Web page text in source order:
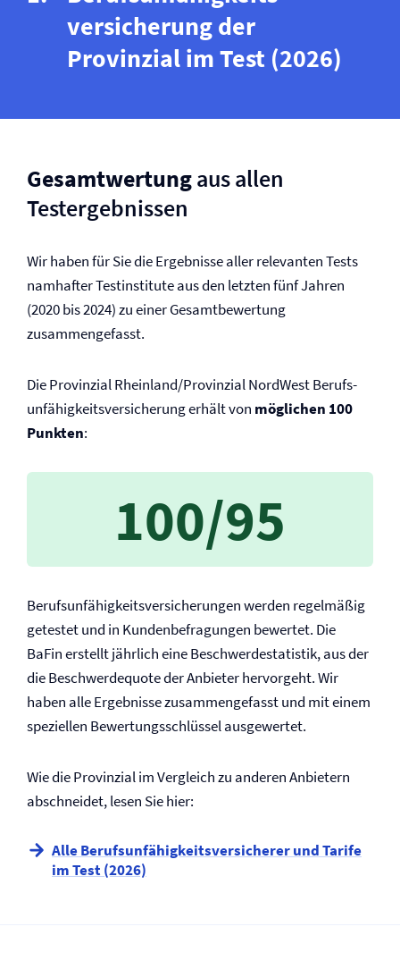
versicherung der
Provinzial im Test (2026)
Gesamtwertungaus allen
Testergebnissen
Wir haben für Sie die Ergebnisse aller relevanten Tests
namhafter Testinstitute aus den letzten fünf Jahren
(2020 bis 2024) zu einer Gesamtbewertung
zusammengefasst.
Die Provinzial Rheinland/Provinzial NordWest Berufs­
unfähigkeits­versicherung erhält von möglichen 100
Punkten:
100/95
Berufs­unfähigkeits­versicherungen werden regelmäßig
getestet und in Kundenbefragungen bewertet. Die
BaFin erstellt jährlich eine Beschwerdestatistik, aus der
die Beschwerdequote der Anbieter hervorgeht. Wir
haben alle Ergebnisse zusammengefasst und mit einem
speziellen Bewertungsschlüssel ausgewertet.
Wie die Provinzial im Vergleich zu anderen Anbietern
abschneidet, lesen Sie hier:
Alle Berufs­unfähigkeits­versicherer und Tarife
im Test (2026)